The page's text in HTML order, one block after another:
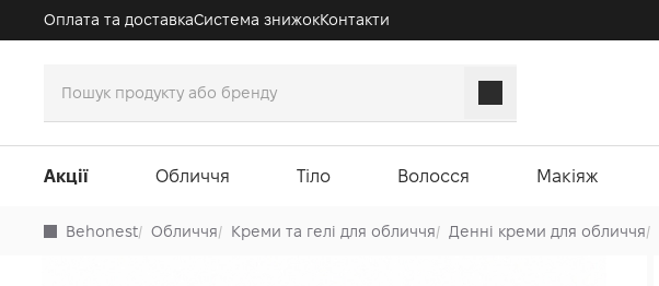
Оплата та доставкаСистема знижокКонтакти
Акції Обличчя Тіло Волосся Макіяж
Behonest/ Обличчя/ Креми та гелі для обличчя/ Денні креми для обличчя/